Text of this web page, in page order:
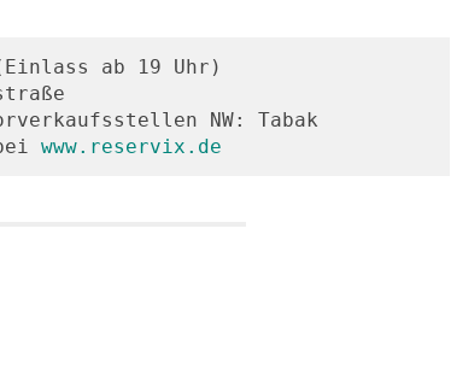
ab 19 Uhr)
NW: Tabak
www.reservix.de